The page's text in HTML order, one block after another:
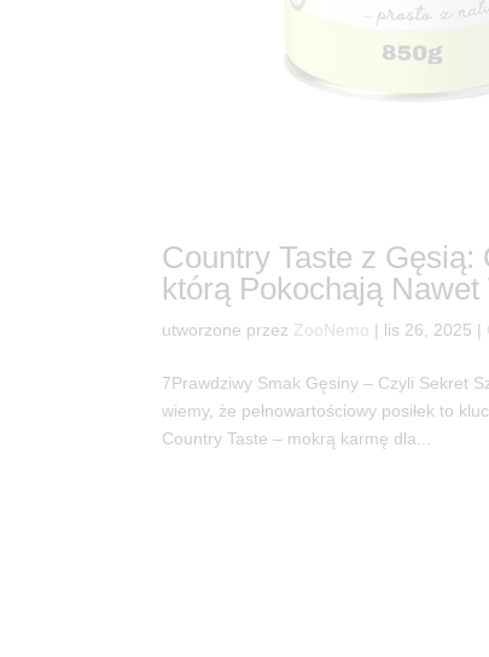
Country Taste z
którą Pokochają
utworzone przez ZooNemo | lis 26, 2025 |
7Prawdziwy Smak Gęsiny – Czyli Sekret
wiemy, że pełnowartościowy posiłek to
Country Taste – mokrą karmę dla...